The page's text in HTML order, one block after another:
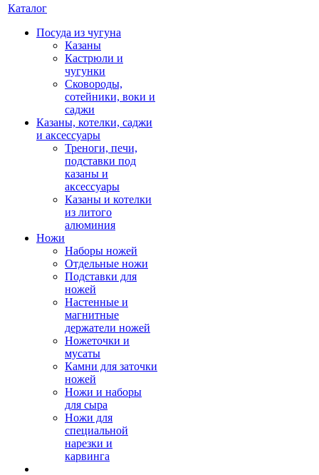
Каталог
Посуда из чугуна
Казаны
Кастрюли и
чугунки
Сковороды,
сотейники, воки и
саджи
Казаны, котелки, саджи
и аксессуары
Треноги, печи,
подставки под
казаны и
аксессуары
Казаны и котелки
из литого
алюминия
Ножи
Наборы ножей
Отдельные ножи
Подставки для
ножей
Настенные и
магнитные
держатели ножей
Ножеточки и
мусаты
Камни для заточки
ножей
Ножи и наборы
для сыра
Ножи для
специальной
нарезки и
карвинга